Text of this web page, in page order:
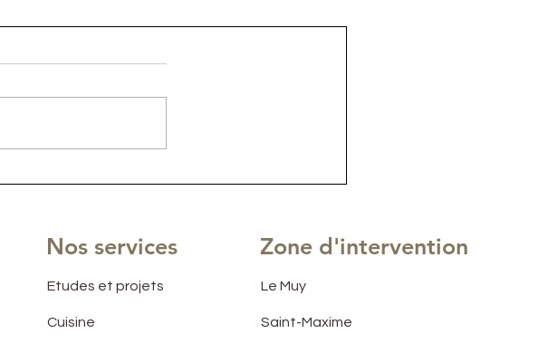
Bureau pour un espace
RAPHAEL
Nos services
Etudes et projets
Cuisine
Zone d'intervention
Le Muy
Saint-Maxime